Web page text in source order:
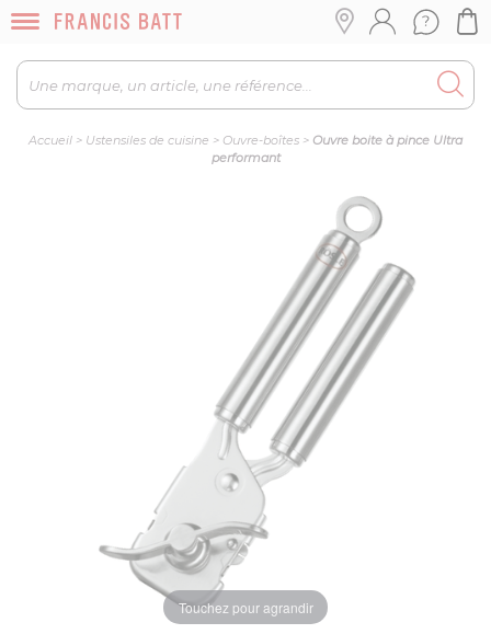
Accueil > Ustensiles de cuisine > Ouvre-boîtes > Ouvre boite à pince Ultra
performant
Touchez pour agrandir